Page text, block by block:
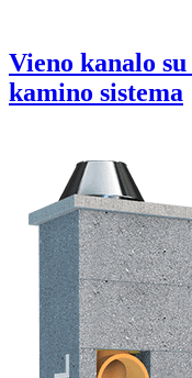
Vieno kanalo
kamino sistema